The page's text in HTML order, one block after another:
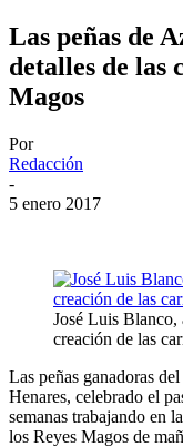
Las peñas de
detalles de las
Magos
Por
Redacción
-
5 enero 2017
José Luis Blanco,
creación de las
Las peñas ganadoras
Henares, celebrado el
semanas trabajando en
los Reyes Magos de